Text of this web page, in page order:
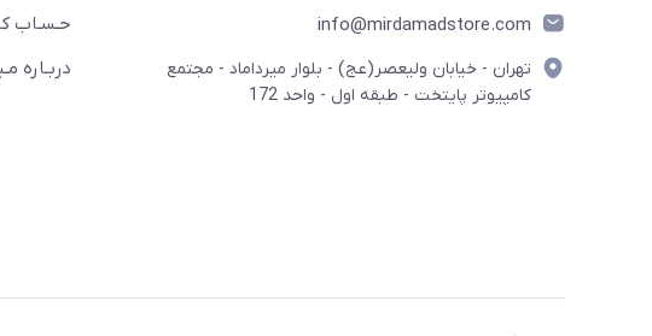
info@mirdamadstore.com
تهران - خیابان ولیعصر(عج) - بلوار میرداماد - مجتمع
کامپیوتر پایتخت - طبقه اول - واحد 172
حـسـاب
دربـاره